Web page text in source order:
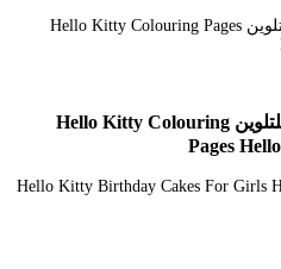
رسومات هلو كيتي Hello Kitty للتلوين Hello Kitty Colouring
Pages